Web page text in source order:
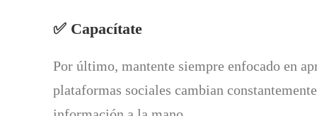
✅ Capacítate
Por último, mantente siempre enfocado en
plataformas sociales cambian